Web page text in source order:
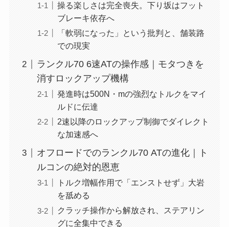
操る楽しさは完全喪失。下り坂はフット
ブレーキ依存へ
「軟弱になった」という批判と、舗装路
での現実
ランクル70 6速ATの操作感｜モタつきを
消すロックアップ機構
発進時は500N・mの強烈なトルクをマイ
ルドに伝達
2速以降のロックアップ制御でダイレクト
な加速感へ
オフロードでのランクル70 ATの進化｜ト
ルコンの絶対的恩恵
トルク増幅作用で「エンストせず」大岩
を舐める
クラッチ操作から解放され、ステアリン
グに全集中できる